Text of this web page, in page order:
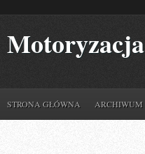
Motoryzacja
STRONA GŁÓWNA ARCHIWUM